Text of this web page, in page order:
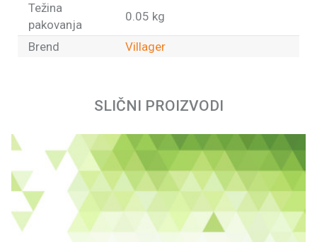
Težina
pakovanja
0.05 kg
Brend Villager
Poruka
SLIČNI PROIZVODI